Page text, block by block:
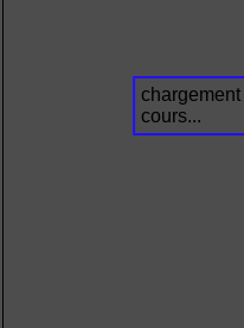
cours...